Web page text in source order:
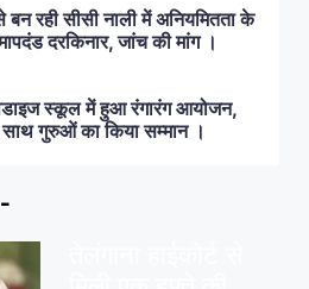
रही सीसी नाली में अनियमितता के
दरकिनार, जांच की मांग ।
स्कूल में हुआ रंगारंग आयोजन,
गुरुओं का किया सम्मान ।